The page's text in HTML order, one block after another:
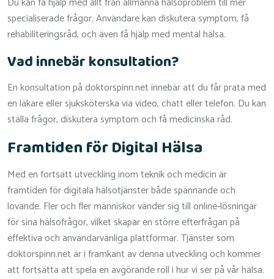
specialiserade frågor. Användare kan diskutera symptom, få
rehabiliteringsråd, och även få hjälp med mental hälsa.
Vad innebär konsultation?
En konsultation på doktorspinn.net innebär att du får prata med
en läkare eller sjuksköterska via video, chatt eller telefon. Du kan
ställa frågor, diskutera symptom och få medicinska råd.
Framtiden för Digital Hälsa
Med en fortsatt utveckling inom teknik och medicin är
framtiden för digitala hälsotjänster både spännande och
lovande. Fler och fler människor vänder sig till online-lösningar
för sina hälsofrågor, vilket skapar en större efterfrågan på
effektiva och användarvänliga plattformar. Tjänster som
doktorspinn.net är i framkant av denna utveckling och kommer
att fortsätta att spela en avgörande roll i hur vi ser på vår hälsa.